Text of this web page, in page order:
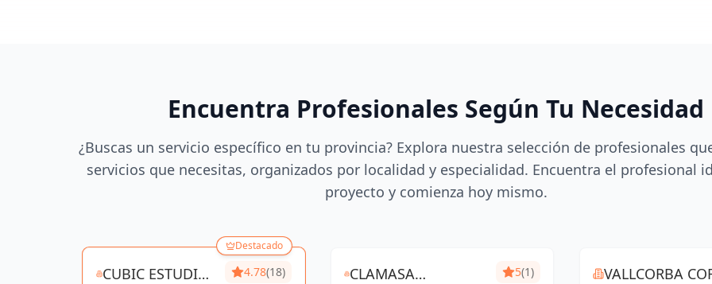
Encuentra Profesionales Según Tu Necesidad
¿Buscas un servicio específico en tu provincia? Explora nuestra selección de profesionales
servicios que necesitas, organizados por localidad y especialidad. Encuentra el profesional
proyecto y comienza hoy mismo.
Destacado
CUBIC ESTUDI
4.78(18)
CLAMASA
5(1)
VALLCORBA